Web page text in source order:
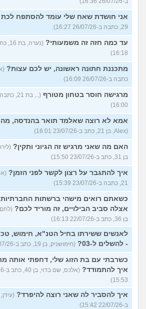
אני חושדת שאח שלי עומד להסתפח לכת
29, כתבה ב-26/07/26 16:27)
עד כמה חזה זה משמעותי?
16:18)
מתכננת חתונה ראשונה, יש לכם עצות?
כתבה ב-26/07/26 16:09)
מרגישה חוסר בטחון מטורף
16:00)
אמא לא רוצה שאלמד תואר בהנדסה,
(Alex, בן 21, כתב ב-23/07/26 16:01)
האם מה שאני מרגיש זה הגיוני ותקין?
בן 31, כתב ב-23/07/26 15:50)
איך להתגבר על רצון לקשר לפני הזמן?
21, כתבה ב-23/07/26 15:39)
כשאתם רואים מישהי ברשתות
אצלה סביב הבילויים, זה מוריד לכם? (לחם
בן 36, כתב ב-22/07/26 16:13)
לאנשים ששירתו בחיל הטנ"א, חימוש,
- להשלים ל-03?
(חימושניק, בן 19, כתב ב-22/07/26 16:04)
כשרבתי עם בת הזוג שלי, דחפתי אותה
איך להתמודד?
15:53)
איך להסביר לה שאני רוצה להיפרד?
ב-22/07/26 15:42)